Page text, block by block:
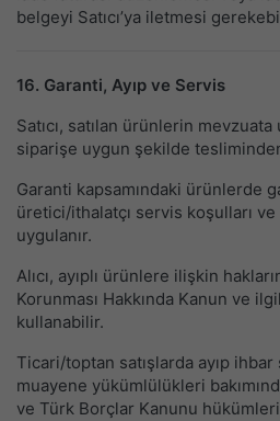
belgeyi Satıcı’ya iletmesi
16. Garanti, Ayıp ve Servis
Satıcı, satılan ürünlerin mevzuata
siparişe uygun şekilde
Garanti kapsamındaki ürünlerde
üretici/ithalatçı servis koşulları
uygulanır.
Alıcı, ayıplı ürünlere ilişkin
Korunması Hakkında Kanun ve
kullanabilir.
Ticari/toptan satışlarda ayıp
muayene yükümlülükleri
ve Türk Borçlar Kanunu